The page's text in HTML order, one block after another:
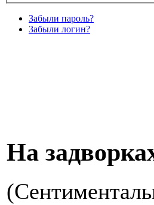
Забыли пароль?
Забыли логин?
На